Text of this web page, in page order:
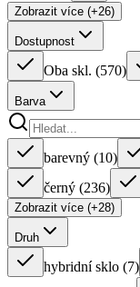
Zobrazit více (+26)
Dostupnost
Oba skl. (570)
Barva
barevný (10)
černý (236)
Zobrazit více (+28)
Druh
hybridní sklo (7)